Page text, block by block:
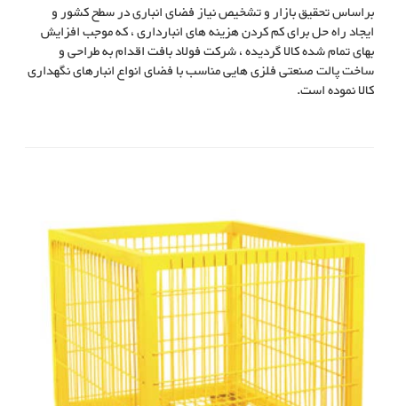
براساس تحقیق بازار و تشخیص نیاز فضای انباری در سطح کشور و
ایجاد راه حل برای کم کردن هزینه های انبارداری ، که موجب افزایش
بهای تمام شده کالا گردیده ، شرکت فولاد بافت اقدام به طراحی و
ساخت پالت صنعتی فلزی هایی مناسب با فضای انواع انبارهای نگهداری
کالا نموده است.